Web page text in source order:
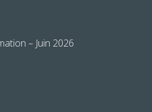
– Juin 2026